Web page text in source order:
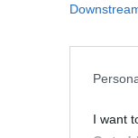
I want